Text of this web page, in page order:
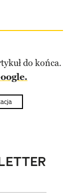
do końca.